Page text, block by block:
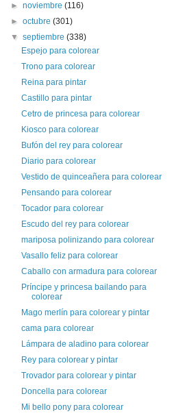
►noviembre(116)
►octubre(301)
▼septiembre(338)
Espejo para colorear
Trono para colorear
Reina para pintar
Castillo para pintar
Cetro de princesa para colorear
Kiosco para colorear
Bufón del rey para colorear
Diario para colorear
Vestido de quinceañera para colorear
Pensando para colorear
Tocador para colorear
Escudo del rey para colorear
mariposa polinizando para colorear
Vasallo feliz para colorear
Caballo con armadura para colorear
Príncipe y princesa bailando para
colorear
Mago merlín para colorear y pintar
cama para colorear
Lámpara de aladino para colorear
Rey para colorear y pintar
Trovador para colorear y pintar
Doncella para colorear
Mi bello pony para colorear